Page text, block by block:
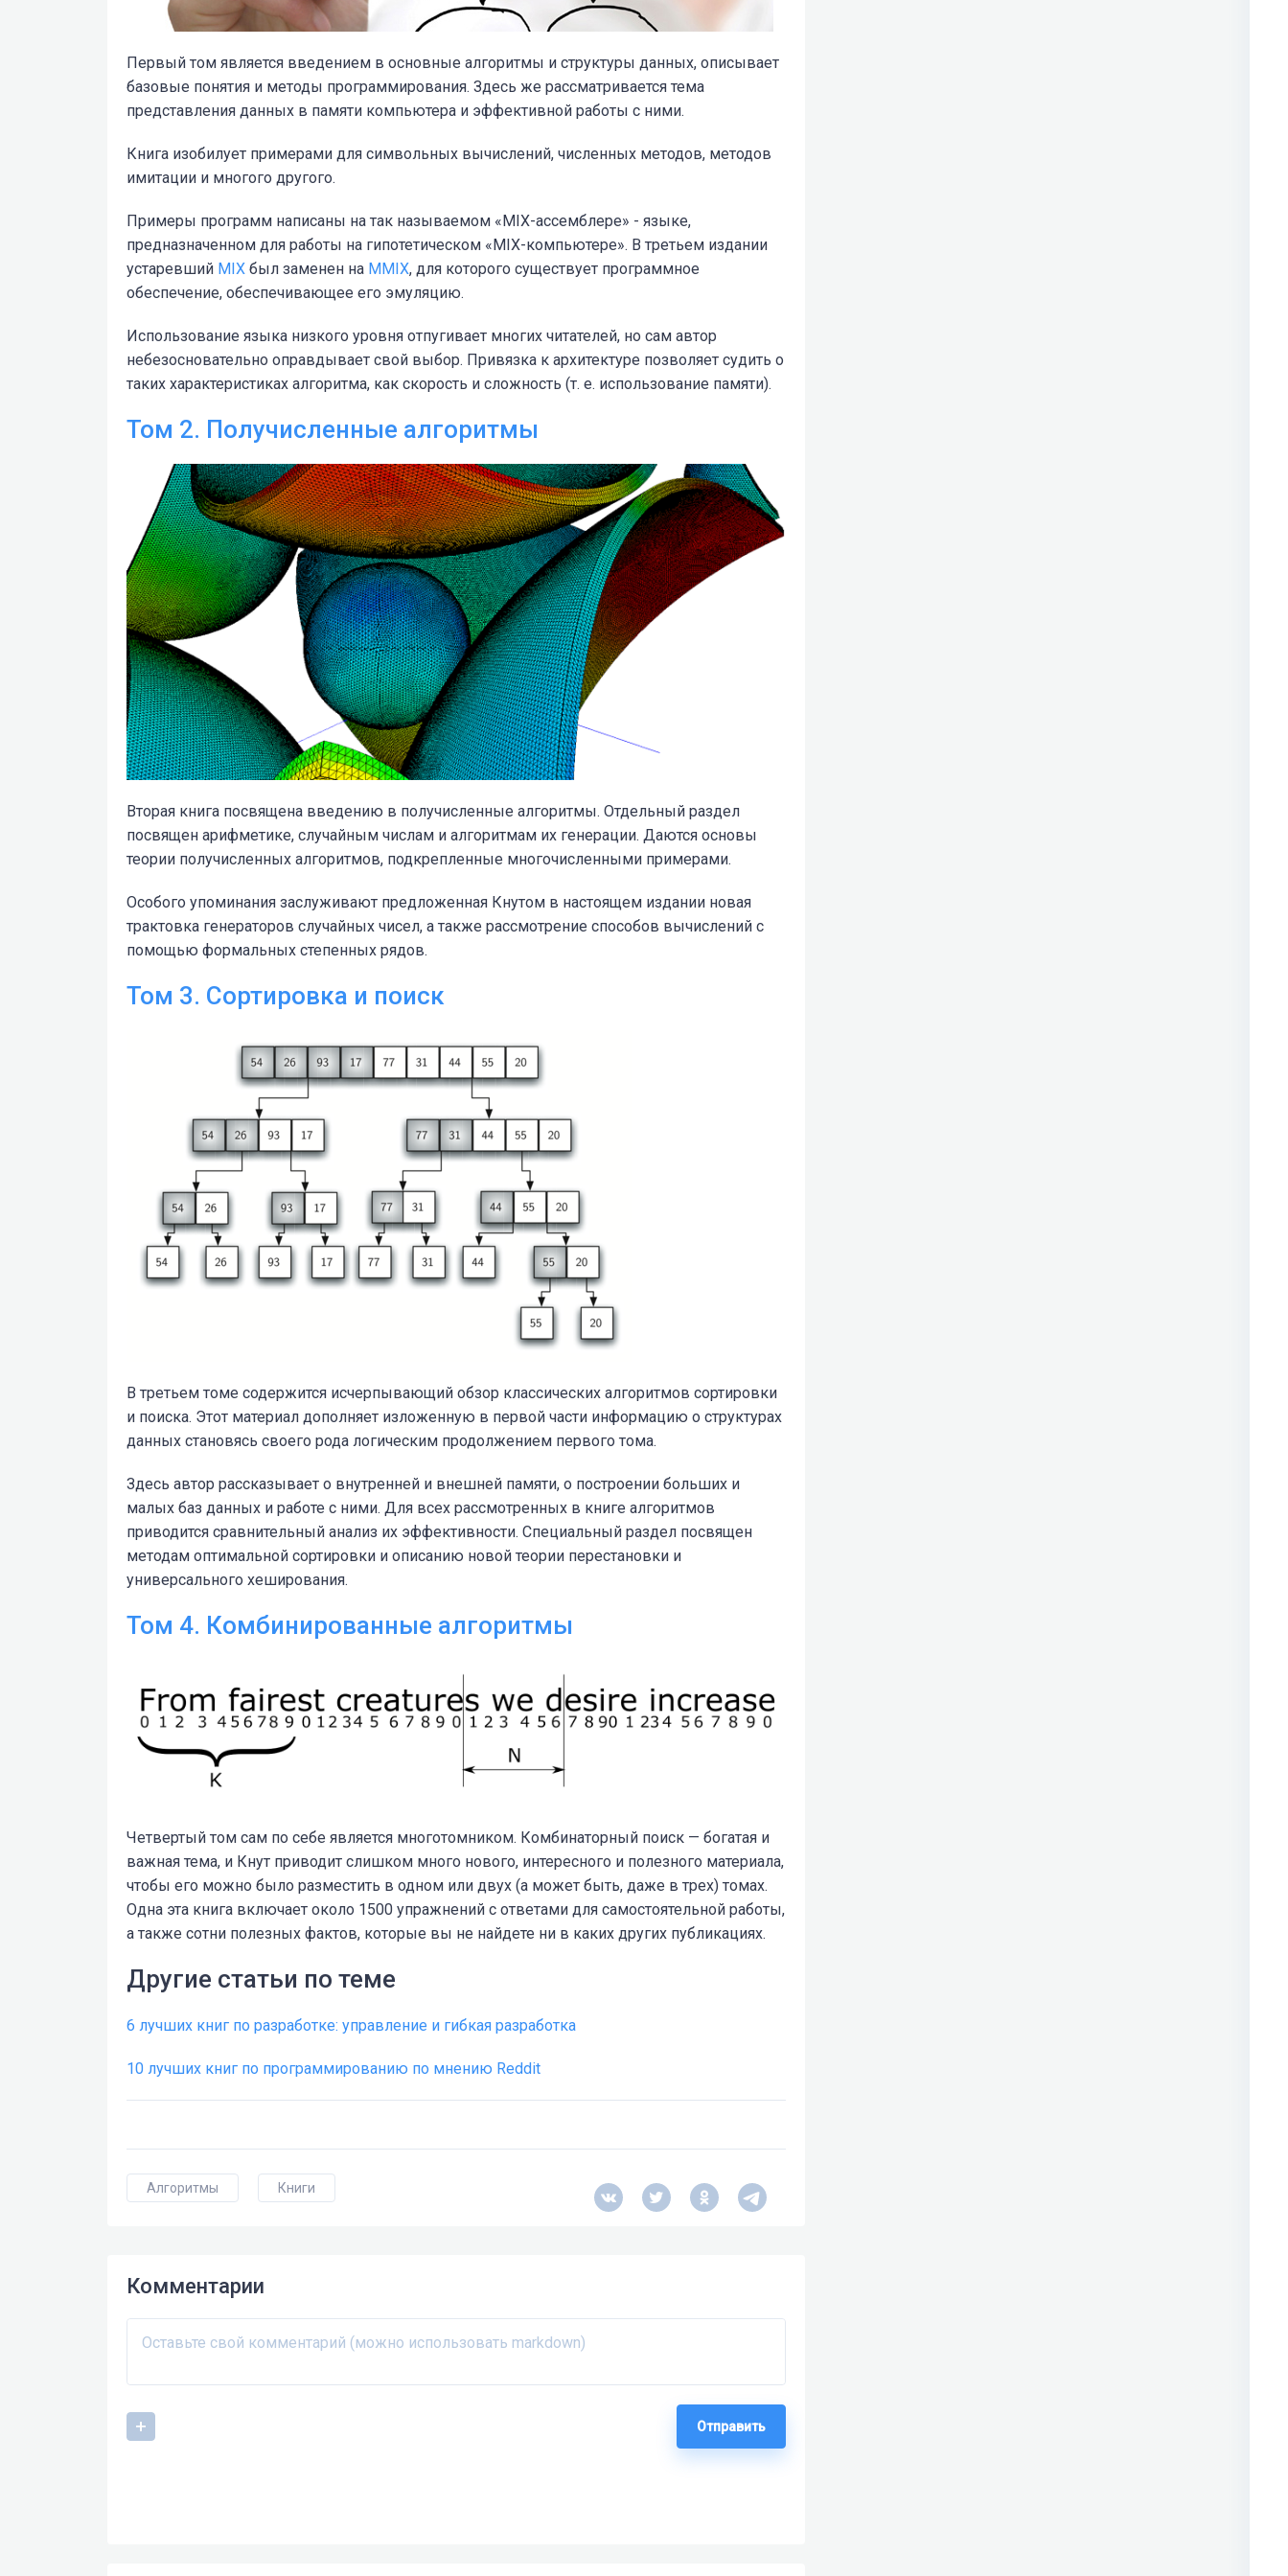
Первый том является введением в основные алгоритмы и структуры данных, описывает
базовые понятия и методы программирования. Здесь же рассматривается тема
представления данных в памяти компьютера и эффективной работы с ними.
Книга изобилует примерами для символьных вычислений, численных методов, методов
имитации и многого другого.
Примеры программ написаны на так называемом «MIX-ассемблере» - языке,
предназначенном для работы на гипотетическом «MIX-компьютере». В третьем издании
устаревший MIX был заменен на MMIX, для которого существует программное
обеспечение, обеспечивающее его эмуляцию.
Использование языка низкого уровня отпугивает многих читателей, но сам автор
небезосновательно оправдывает свой выбор. Привязка к архитектуре позволяет судить о
таких характеристиках алгоритма, как скорость и сложность (т. е. использование памяти).
Том 2. Получисленные алгоритмы
Вторая книга посвящена введению в получисленные алгоритмы. Отдельный раздел
посвящен арифметике, случайным числам и алгоритмам их генерации. Даются основы
теории получисленных алгоритмов, подкрепленные многочисленными примерами.
Особого упоминания заслуживают предложенная Кнутом в настоящем издании новая
трактовка генераторов случайных чисел, а также рассмотрение способов вычислений с
помощью формальных степенных рядов.
Том 3. Сортировка и поиск
В третьем томе содержится исчерпывающий обзор классических алгоритмов сортировки
и поиска. Этот материал дополняет изложенную в первой части информацию о структурах
данных становясь своего рода логическим продолжением первого тома.
Здесь автор рассказывает о внутренней и внешней памяти, о построении больших и
малых баз данных и работе с ними. Для всех рассмотренных в книге алгоритмов
приводится сравнительный анализ их эффективности. Специальный раздел посвящен
методам оптимальной сортировки и описанию новой теории перестановки и
универсального хеширования.
Том 4. Комбинированные алгоритмы
Четвертый том сам по себе является многотомником. Комбинаторный поиск — богатая и
важная тема, и Кнут приводит слишком много нового, интересного и полезного материала,
чтобы его можно было разместить в одном или двух (а может быть, даже в трех) томах.
Одна эта книга включает около 1500 упражнений с ответами для самостоятельной работы,
а также сотни полезных фактов, которые вы не найдете ни в каких других публикациях.
Другие статьи по теме
6 лучших книг по разработке: управление и гибкая разработка
10 лучших книг по программированию по мнению Reddit
Алгоритмы Книги
Комментарии
Отправить